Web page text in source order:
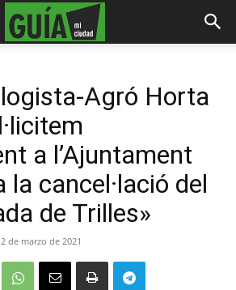
Agró Horta
a l’Ajuntament
la cancel·lació del
de Trilles»
de marzo de 2021